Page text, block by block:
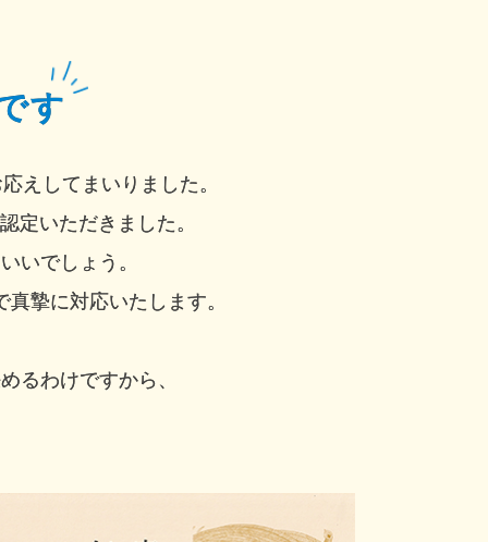
す
えしてまいりました。
定いただきました。
いでしょう。
摯に対応いたします。
るわけですから、